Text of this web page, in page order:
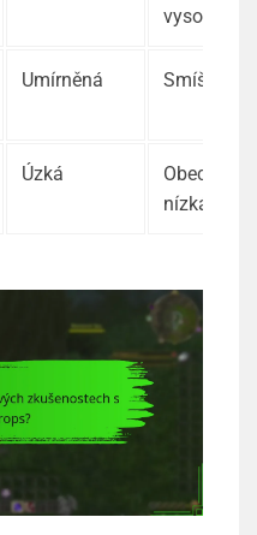
vysoká
Umírněná Smíšená
Úzká
Obecně
nízká